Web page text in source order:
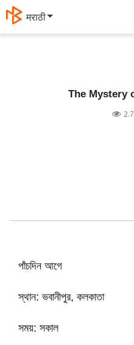
தமிழ்
The Mystery
পাঁচদিন আগে
স্থান: ভবানীপুর, কলকাতা
সময়: সকাল